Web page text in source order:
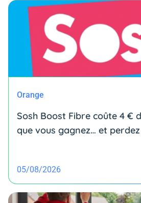
Orange
Sosh Boost Fibre coûte 4 €
que vous gagnez… et perdez
05/08/2026